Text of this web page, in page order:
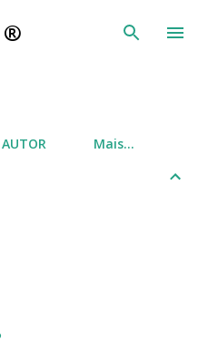
principal
®
Mais…